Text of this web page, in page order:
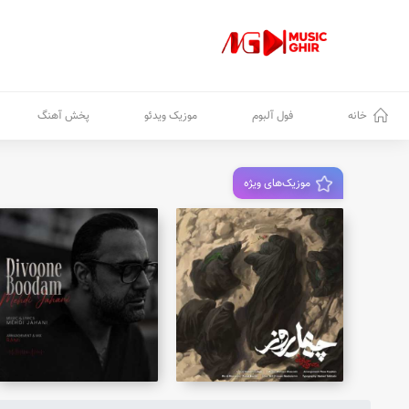
خانه فول آلبوم موزیک ویدئو پخش آهنگ
موزیک‌های ویژه